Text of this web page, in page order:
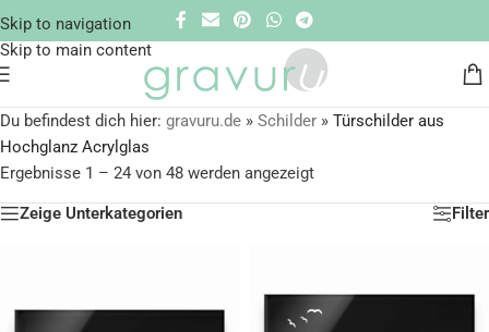
Skip to navigation
Skip to main content
Du befindest dich hier: gravuru.de » Schilder » Türschilder aus
Hochglanz Acrylglas
Ergebnisse 1 – 24 von 48 werden angezeigt
Zeige Unterkategorien Filter